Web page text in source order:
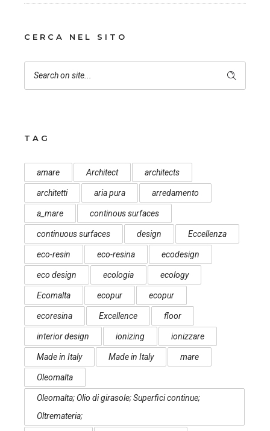
CERCA NEL SITO
TAG
amare Architect architects
architetti aria pura arredamento
a_mare continous surfaces
continuous surfaces design Eccellenza
eco-resin eco-resina ecodesign
eco design ecologia ecology
Ecomalta ecopur ecopur
ecoresina Excellence floor
interior design ionizing ionizzare
Made in Italy Made in Italy mare
Oleomalta
Oleomalta; Olio di girasole; Superfici continue;
Oltremateria;